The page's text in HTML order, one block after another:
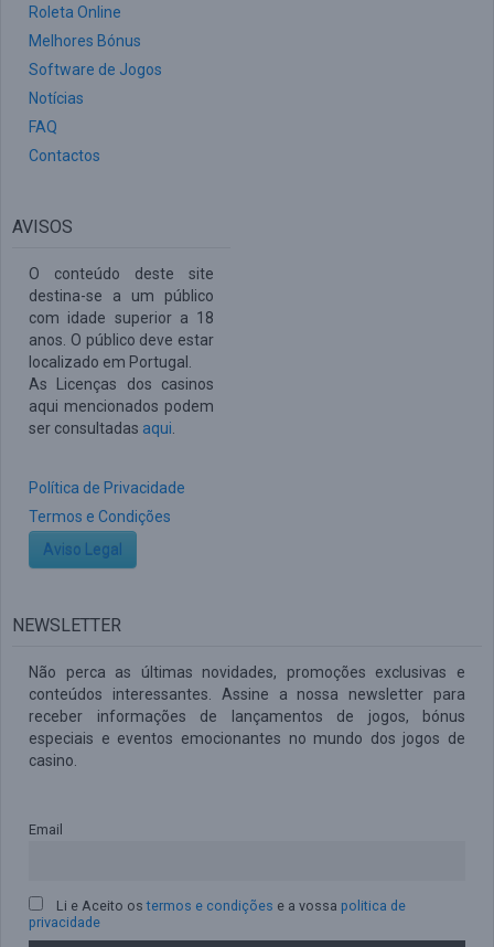
Roleta Online
Melhores Bónus
Software de Jogos
Notícias
FAQ
Contactos
AVISOS
O conteúdo deste site
destina-se a um público
com idade superior a 18
anos. O público deve estar
localizado em Portugal.
As Licenças dos casinos
aqui mencionados podem
ser consultadas aqui
Política de Privacidade
Termos e Condições
Aviso Legal
NEWSLETTER
Não perca as últimas novidades, promoções exclusivas e
conteúdos interessantes. Assine a nossa newsletter para
receber informações de lançamentos de jogos, bónus
especiais e eventos emocionantes no mundo dos jogos de
casino.
Email
Li e Aceito ostermos e condições e a vossa politica de
privacidade